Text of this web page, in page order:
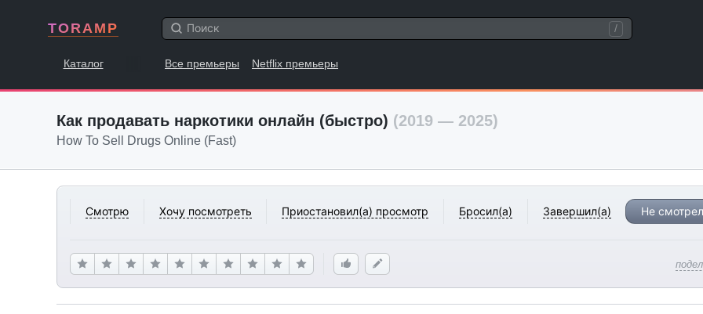
TORAMP /
Каталог Все премьеры Netflix премьеры
Как продавать наркотики онлайн (быстро) (2019 — 2025)
How To Sell Drugs Online (Fast)
Смотрю Хочу посмотреть Приостановил(а) просмотр Бросил(а) Завершил(а) Не